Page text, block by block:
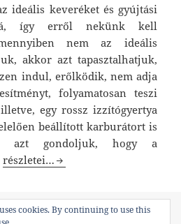
ideális keveréket és gyújtási
így erről nekünk kell
nem az ideális
akkor azt tapasztalhatjuk,
indul, erőlködik, nem adja
folyamatosan teszi
egy rossz izzítógyertya
beállított karburátort is
azt gondoljuk, hogy a
Izzítógyertyák
részletei…
Címke
alkoholos motor,gyertya
cookies. By continuing to use this